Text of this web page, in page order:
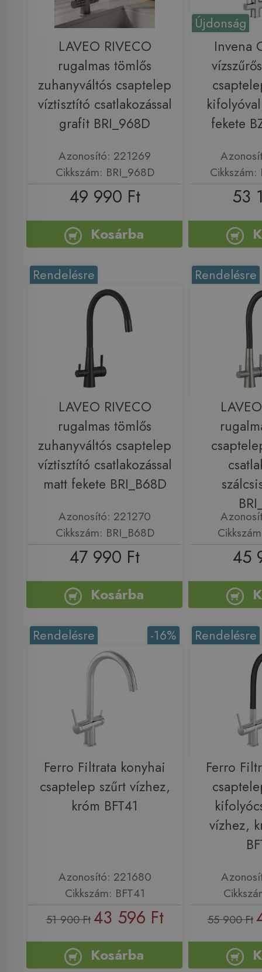
LAVEO RIVECO
rugalmas tömlős
zuhanyváltós csaptelep
víztisztító csatlakozással
grafit BRI_968D
Azonosító: 221269
Cikkszám: BRI_968D
49 990 Ft
Kosárba
Újdonság
Invena
fekete
53
Rendelésre
LAVEO RIVECO
rugalmas tömlős
zuhanyváltós csaptelep
víztisztító csatlakozással
matt fekete BRI_B68D
Azonosító: 221270
Cikkszám: BRI_B68D
47 990 Ft
Kosárba
Rendelésre
45
-16%
Rendelésre
Ferro Filtrata konyhai
csaptelep szűrt vízhez,
króm BFT41
Azonosító: 221680
Cikkszám: BFT41
51 900 Ft 43 596 Ft
Kosárba
Rendelésre
Ferro
vízhez,
55 900 Ft